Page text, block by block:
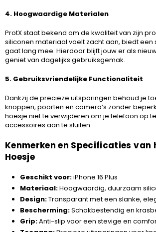
4. Hoogwaardige Materialen
ProtX staat bekend om de kwaliteit van zijn
siliconen materiaal voelt zacht aan, biedt een
gaat lang mee. Hierdoor blijft jouw er als
geniet van dagelijks gebruiksgemak.
5. Gebruiksvriendelijke Functionaliteit
Dankzij de precieze uitsparingen behoud je
knoppen, poorten en camera’s zonder
hoesje niet te verwijderen om je telefoon op
accessoires aan te sluiten.
Kenmerken en Specificaties van
Hoesje
Geschikt voor:iPhone 16 Plus
Materiaal:Hoogwaardig, duurzaam
Design:Transparant met een slanke,
Bescherming:Schokbestendig en
Grip:Anti-slip voor een stevige en